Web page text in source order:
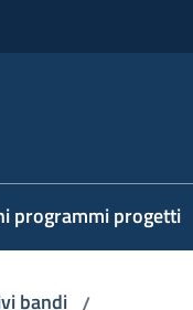
programmi progetti
bandi /